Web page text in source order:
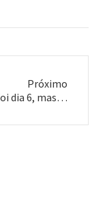
Se é…
Próximo
dia 6, mas…